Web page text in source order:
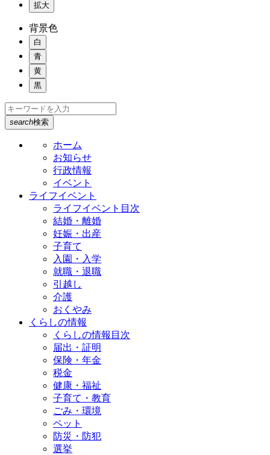
拡大
背景色
白
青
黄
黒
search検索
ホーム
お知らせ
行政情報
イベント
ライフイベント
ライフイベント目次
結婚・離婚
妊娠・出産
子育て
入園・入学
就職・退職
引越し
介護
おくやみ
くらしの情報
くらしの情報目次
届出・証明
保険・年金
税金
健康・福祉
子育て・教育
ごみ・環境
ペット
防災・防犯
選挙